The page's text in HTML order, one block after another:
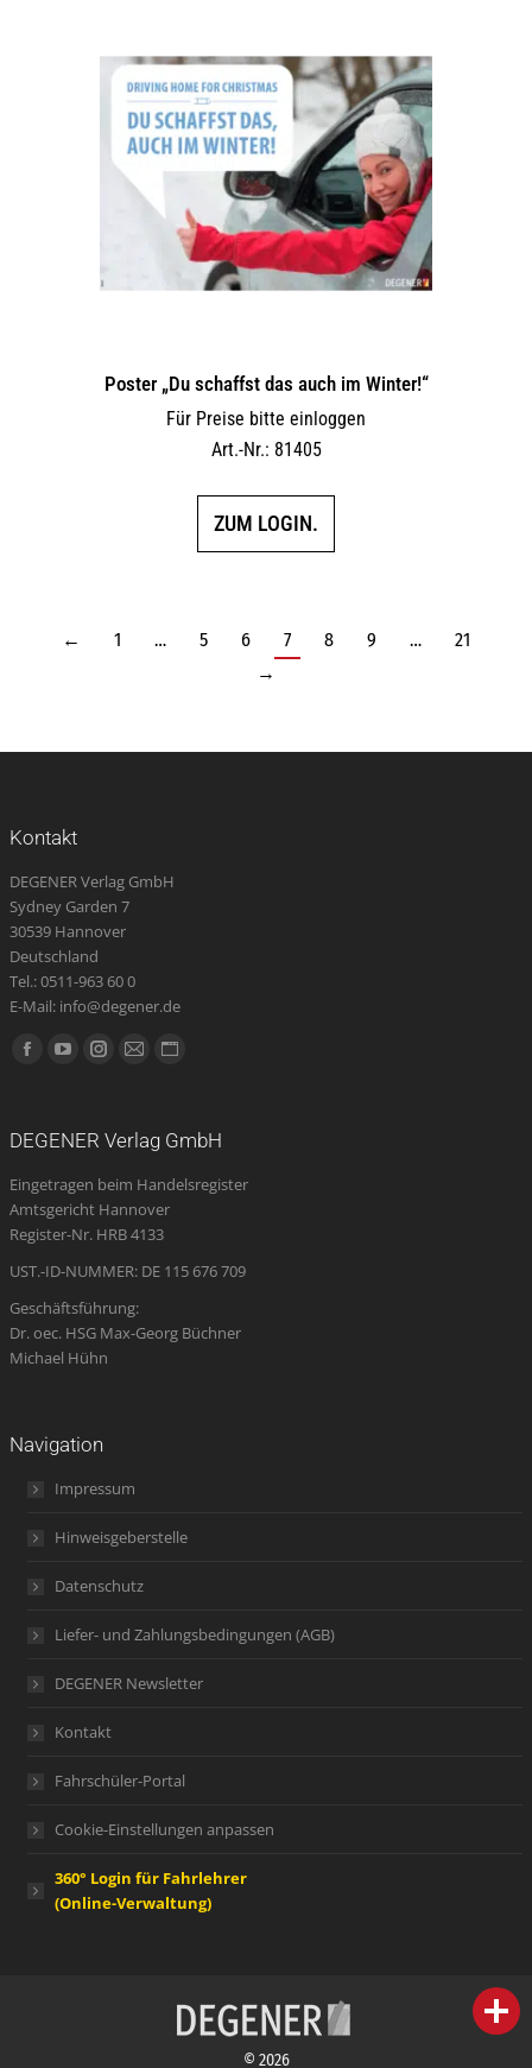
Poster „Du schaffst das auch im Winter!“
Für Preise bitte einloggen
Art.-Nr.: 81405
ZUM LOGIN.
← 1 … 5 6 7 8 9 …
21
→
Kontakt
DEGENER Verlag GmbH
Sydney Garden 7
30539 Hannover
Deutschland
Tel.: 0511-963 60 0
E-Mail: info@degener.de
Finden Sie uns auf:
Facebook
new
window
YouTube
new
window
Instagram
new
window
E-
opens
in
new
Website
new
DEGENER Verlag GmbH
Eingetragen beim Handelsregister
Amtsgericht Hannover
Register-Nr. HRB 4133
UST.-ID-NUMMER: DE 115 676 709
Geschäftsführung:
Dr. oec. HSG Max-Georg Büchner
Michael Hühn
Navigation
Impressum
Hinweisgeberstelle
Datenschutz
Liefer- und Zahlungsbedingungen (AGB)
DEGENER Newsletter
Kontakt
Fahrschüler-Portal
Cookie-Einstellungen anpassen
360° Login für Fahrlehrer
(Online-Verwaltung)
© 2026
person IHR FACHBERATER
campaign